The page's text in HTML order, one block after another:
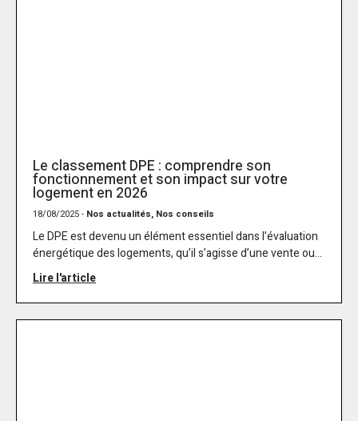
Le classement DPE : comprendre son
fonctionnement et son impact sur votre
logement en 2026
18/08/2025 - Nos actualités, Nos conseils
Le DPE est devenu un élément essentiel dans l’évaluation
énergétique des logements, qu’il s’agisse d’une vente ou...
Lire l'article